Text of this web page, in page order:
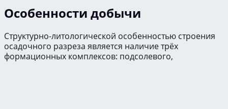
Особенности добычи
Структурно-литологической особенностью строения
осадочного разреза является наличие трёх
формационных комплексов: подсолевого,